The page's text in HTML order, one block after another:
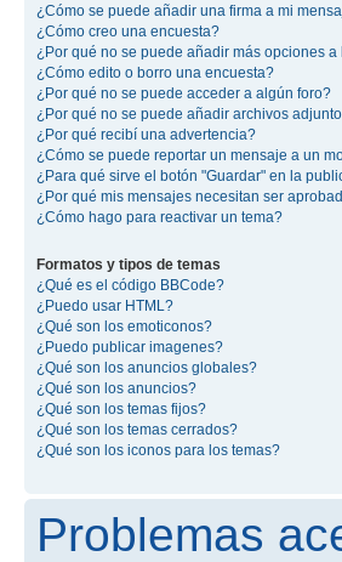
¿Cómo se puede añadir una firma a mi
¿Cómo creo una encuesta?
¿Por qué no se puede añadir más opciones a
¿Cómo edito o borro una encuesta?
¿Por qué no se puede acceder a algún foro?
¿Por qué no se puede añadir archivos
¿Por qué recibí una advertencia?
¿Cómo se puede reportar un mensaje a un
¿Para qué sirve el botón "Guardar" en la
¿Por qué mis mensajes necesitan ser
¿Cómo hago para reactivar un tema?
Formatos y tipos de temas
¿Qué es el código BBCode?
¿Puedo usar HTML?
¿Qué son los emoticonos?
¿Puedo publicar imagenes?
¿Qué son los anuncios globales?
¿Qué son los anuncios?
¿Qué son los temas fijos?
¿Qué son los temas cerrados?
¿Qué son los iconos para los temas?
Problemas